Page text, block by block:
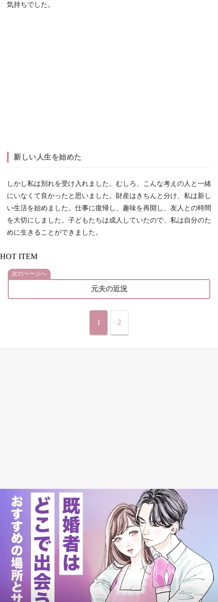
気持ちでした。
新しい人生を始めた
しかし私は別れを受け入れました。むしろ、こんな考えの人と一緒
にいなくて良かったと思いました。財産はきちんと分け、私は新し
い生活を始めました。仕事に復帰し、趣味を再開し、友人との時間
を大切にしました。子どもたちは成人していたので、私は自分のた
めに生きることができました。
HOT ITEM
次のページへ
元夫の近況
1 2